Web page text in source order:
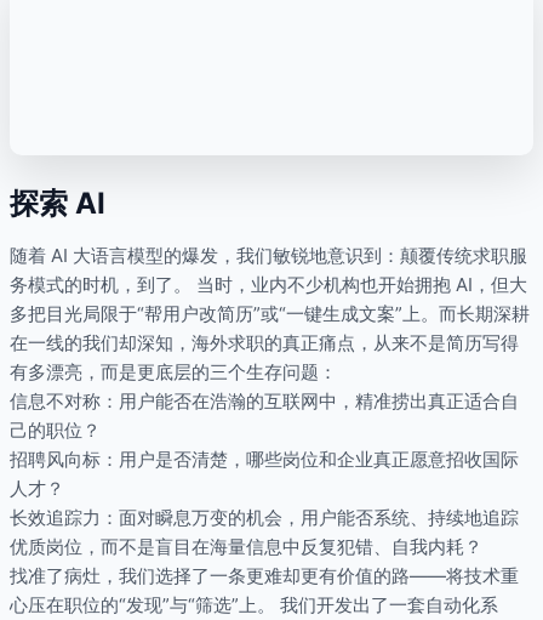
探索 AI
随着 AI 大语言模型的爆发，我们敏锐地意识到：颠覆传统求职服
务模式的时机，到了。 当时，业内不少机构也开始拥抱 AI，但大
多把目光局限于“帮用户改简历”或“一键生成文案”上。而长期深耕
在一线的我们却深知，海外求职的真正痛点，从来不是简历写得
有多漂亮，而是更底层的三个生存问题：
信息不对称：用户能否在浩瀚的互联网中，精准捞出真正适合自
己的职位？
招聘风向标：用户是否清楚，哪些岗位和企业真正愿意招收国际
人才？
长效追踪力：面对瞬息万变的机会，用户能否系统、持续地追踪
优质岗位，而不是盲目在海量信息中反复犯错、自我内耗？
找准了病灶，我们选择了一条更难却更有价值的路——将技术重
心压在职位的“发现”与“筛选”上。 我们开发出了一套自动化系